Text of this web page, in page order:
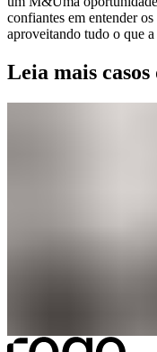
confiantes em entender
aproveitando tudo o que
Leia mais casos